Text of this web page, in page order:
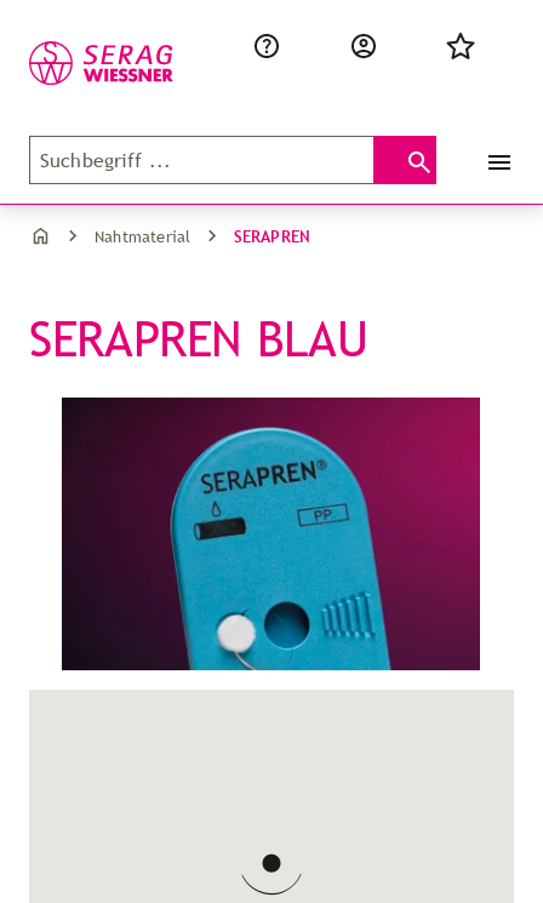
Nahtmaterial SERAPREN
SERAPREN BLAU